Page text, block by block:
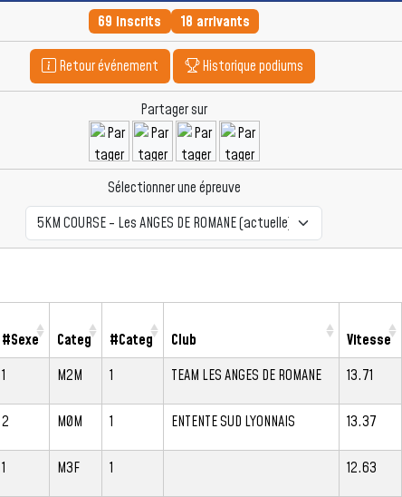
69 inscrits 18 arrivants
Retour événement Historique podiums
Partager sur
Sélectionner une épreuve
#Sexe Categ #Categ Club Vitesse
1 M2M 1 TEAM LES ANGES DE ROMANE 13.71
2 M0M 1 ENTENTE SUD LYONNAIS 13.37
1 M3F 1 12.63